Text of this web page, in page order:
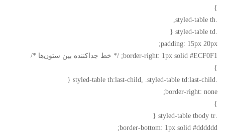
}
.styled-table th,
.styled-table td {
padding: 15px 20px;
border-right: 1px solid #ECF0F1; /* خط جداکننده بین ستون‌ها */
}
.styled-table th:last-child, .styled-table td:last-child {
border-right: none;
}
.styled-table tbody tr {
border-bottom: 1px solid #dddddd;